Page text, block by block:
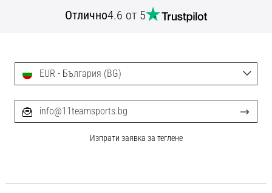
Отлично4.6 от 5
EUR - България (BG)
info@11teamsports.bg
Изпрати заявка за теглене